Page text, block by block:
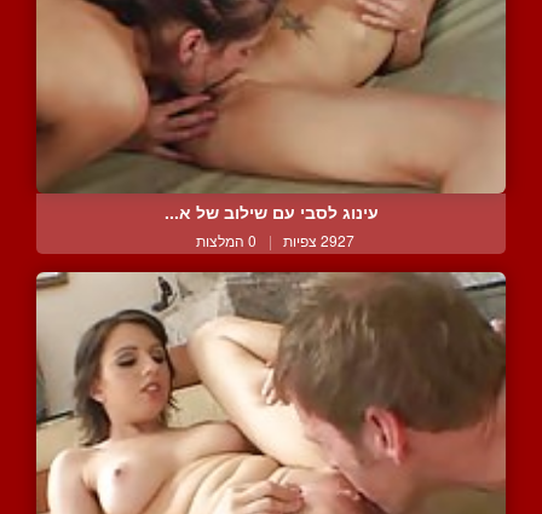
עינוג לסבי עם שילוב של א...
2927 צפיות | 0 המלצות